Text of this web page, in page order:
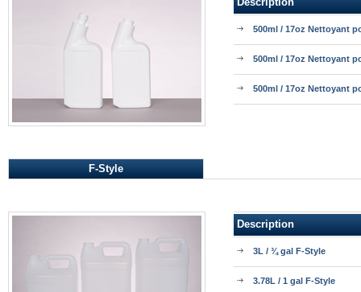
500ml / 17oz Nettoyant
500ml / 17oz Nettoyant
500ml / 17oz Nettoyant
F-Style
Description
3L / ¾ gal F-Style
3.78L / 1 gal F-Style